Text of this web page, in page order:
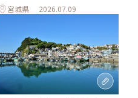
宮城県 2026.07.09